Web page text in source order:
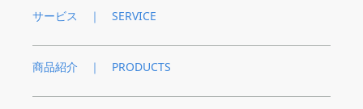
サービス ｜ SERVICE
商品紹介 ｜ PRODUCTS